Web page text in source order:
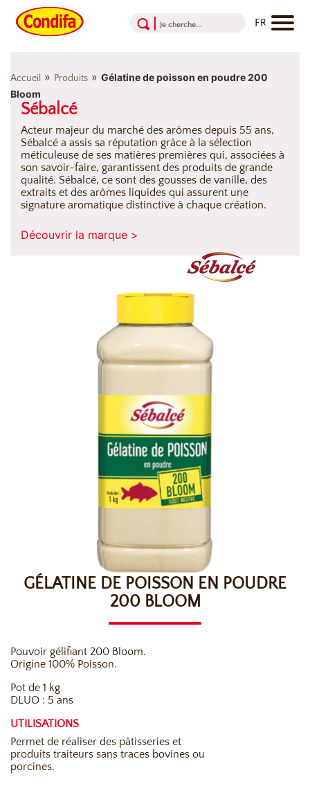
Accueil » Produits » Gélatine de poisson en poudre 200
Bloom
Sébalcé
Acteur majeur du marché des arômes depuis 55 ans,
Sébalcé a assis sa réputation grâce à la sélection
méticuleuse de ses matières premières qui, associées à
son savoir-faire, garantissent des produits de grande
qualité. Sébalcé, ce sont des gousses de vanille, des
extraits et des arômes liquides qui assurent une
signature aromatique distinctive à chaque création.
Découvrir la marque >
GÉLATINE DE POISSON EN POUDRE
200 BLOOM
Pouvoir gélifiant 200 Bloom.
Origine 100% Poisson.
Pot de 1 kg
DLUO : 5 ans
UTILISATIONS
Permet de réaliser des pâtisseries et
produits traiteurs sans traces bovines ou
porcines.